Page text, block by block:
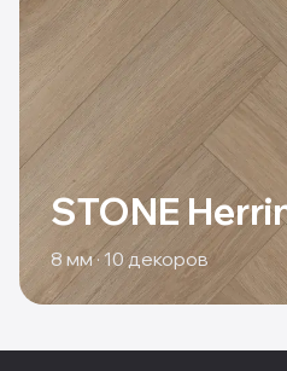
STONE
8 мм ·10 декоров